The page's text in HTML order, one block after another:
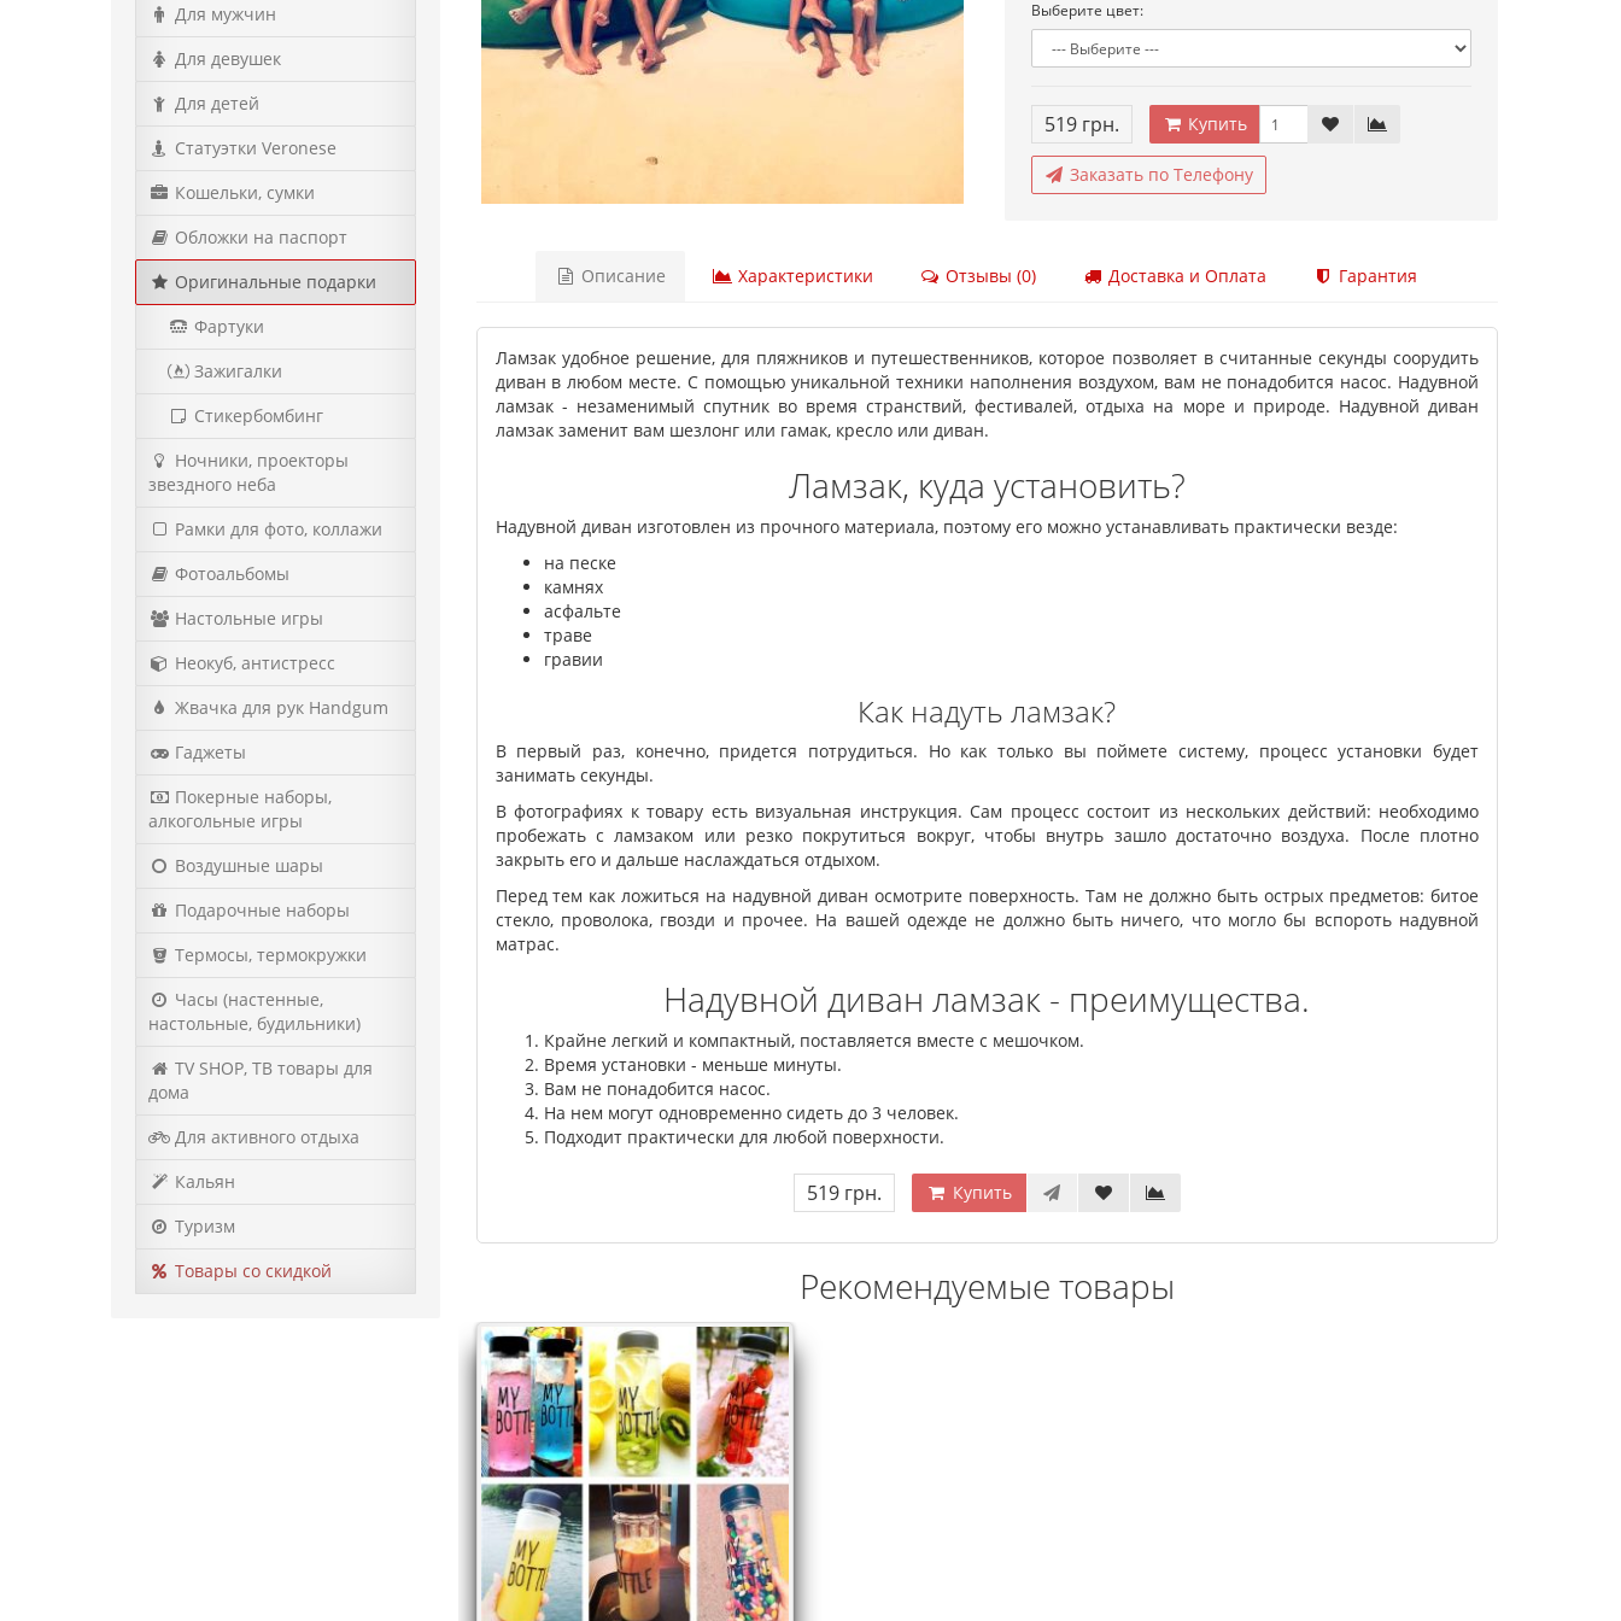
Для мужчин
Для девушек
Для детей
Статуэтки Veronese
Кошельки, сумки
Обложки на паспорт
Оригинальные подарки
Фартуки
Зажигалки
Стикербомбинг
Ночники, проекторы
звездного неба
Рамки для фото, коллажи
Фотоальбомы
Настольные игры
Неокуб, антистресс
Жвачка для рук Handgum
Гаджеты
Покерные наборы,
алкогольные игры
Воздушные шары
Подарочные наборы
Термосы, термокружки
Часы (настенные,
настольные, будильники)
TV SHOP, ТВ товары для
дома
Для активного отдыха
Кальян
Туризм
Товары со скидкой
Выберите цвет:
519 грн. Купить
Заказать по Телефону
Описание Характеристики Отзывы (0) Доставка и Оплата Гарантия
Ламзак удобное решение, для пляжников и путешественников, которое позволяет в считанные секунды соорудить
диван в любом месте. С помощью уникальной техники наполнения воздухом, вам не понадобится насос. Надувной
ламзак - незаменимый спутник во время странствий, фестивалей, отдыха на море и природе. Надувной диван
ламзак заменит вам шезлонг или гамак, кресло или диван.
Ламзак, куда установить?
Надувной диван изготовлен из прочного материала, поэтому его можно устанавливать практически везде:
на песке
камнях
асфальте
траве
гравии
Как надуть ламзак?
В первый раз, конечно, придется потрудиться. Но как только вы поймете систему, процесс установки будет
занимать секунды.
В фотографиях к товару есть визуальная инструкция. Сам процесс состоит из нескольких действий: необходимо
пробежать с ламзаком или резко покрутиться вокруг, чтобы внутрь зашло достаточно воздуха. После плотно
закрыть его и дальше наслаждаться отдыхом.
Перед тем как ложиться на надувной диван осмотрите поверхность. Там не должно быть острых предметов: битое
стекло, проволока, гвозди и прочее. На вашей одежде не должно быть ничего, что могло бы вспороть надувной
матрас.
Надувной диван ламзак - преимущества.
Крайне легкий и компактный, поставляется вместе с мешочком.
Время установки - меньше минуты.
Вам не понадобится насос.
На нем могут одновременно сидеть до 3 человек.
Подходит практически для любой поверхности.
519 грн. Купить
Рекомендуемые товары